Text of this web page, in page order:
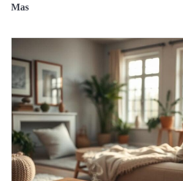
Mas